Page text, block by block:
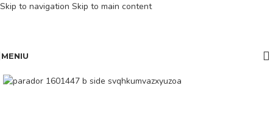
Skip to navigation Skip to main content
MENIU